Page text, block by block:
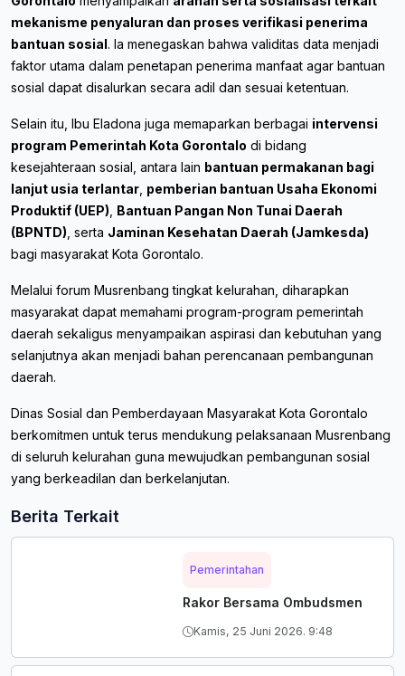
mekanisme penyaluran dan proses verifikasi penerima
bantuan sosial. Ia menegaskan bahwa validitas data menjadi
faktor utama dalam penetapan penerima manfaat agar bantuan
sosial dapat disalurkan secara adil dan sesuai ketentuan.
Selain itu, Ibu Eladona juga memaparkan berbagai intervensi
program Pemerintah Kota Gorontalo di bidang
kesejahteraan sosial, antara lain bantuan permakanan bagi
lanjut usia terlantar pemberian bantuan Usaha Ekonomi
Produktif (UEP) Bantuan Pangan Non Tunai Daerah
(BPNTD) , serta Jaminan Kesehatan Daerah (Jamkesda)
bagi masyarakat Kota Gorontalo.
Melalui forum Musrenbang tingkat kelurahan, diharapkan
masyarakat dapat memahami program-program pemerintah
daerah sekaligus menyampaikan aspirasi dan kebutuhan yang
selanjutnya akan menjadi bahan perencanaan pembangunan
daerah.
Dinas Sosial dan Pemberdayaan Masyarakat Kota Gorontalo
berkomitmen untuk terus mendukung pelaksanaan Musrenbang
di seluruh kelurahan guna mewujudkan pembangunan sosial
yang berkeadilan dan berkelanjutan.
Berita Terkait
Pemerintahan
Rakor Bersama Ombudsmen
Kamis, 25 Juni 2026. 9:48